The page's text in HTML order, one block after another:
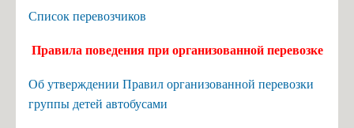
Список перевозчиков
Правила поведения при организованной перевозке
Об утверждении Правил организованной перевозки
группы детей автобусами